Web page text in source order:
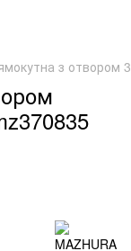
з отвором